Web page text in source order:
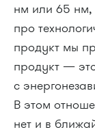
нм или 65 нм,
про
продукт мы
продукт —
с
В этом
нет и в